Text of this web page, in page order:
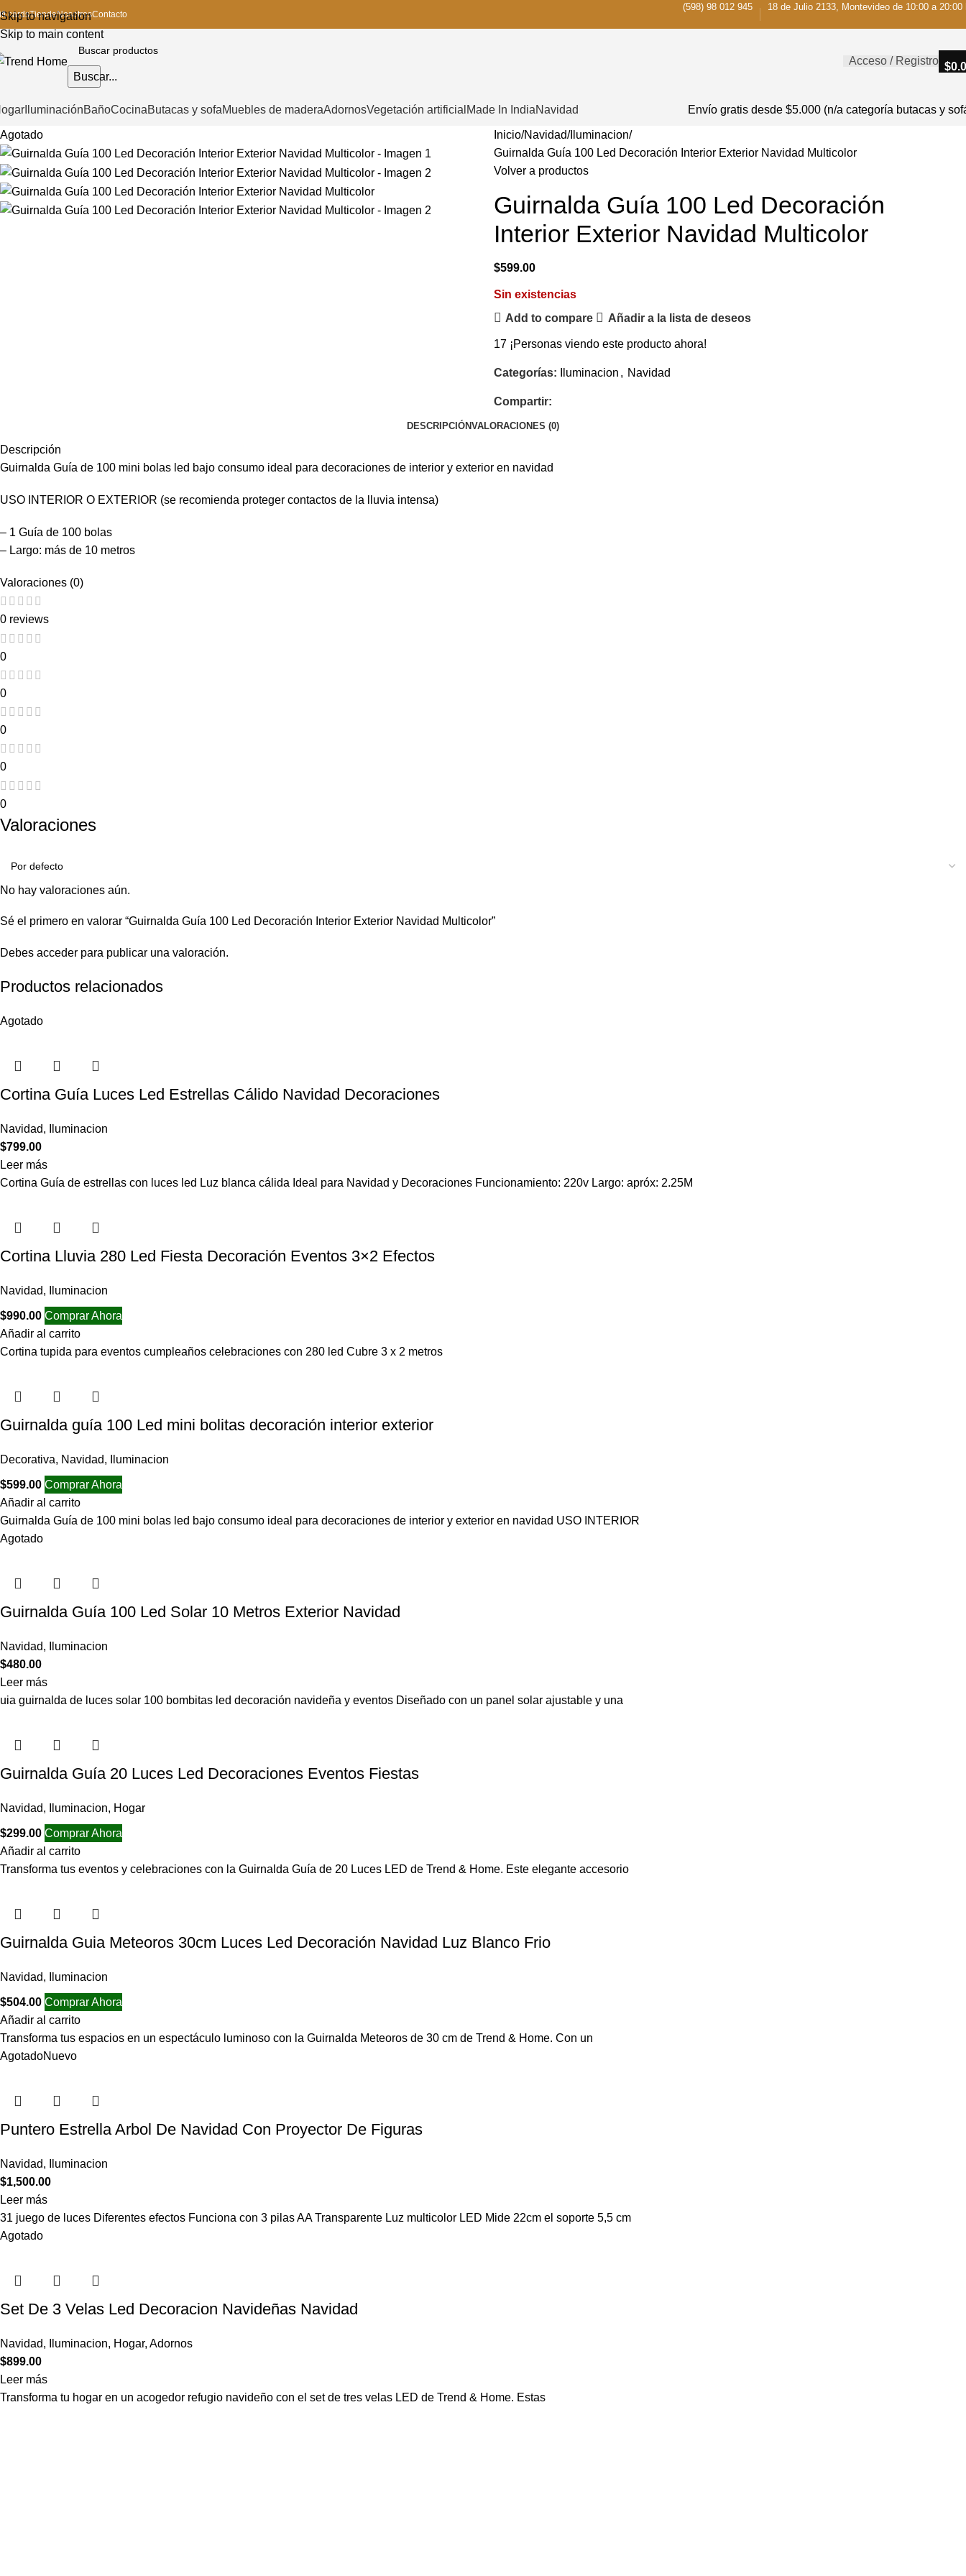
Skip to navigation
Skip to main content
cardsTiendaNosotrosContacto
(598) 98 012 945 18 de Julio 2133, Montevideo de 10:00 a 20:00
Buscar...
Acceso / Registro $
IluminaciónBañoCocinaButacas y sofaMuebles de maderaAdornosVegetación artificial Made In IndiaNavidad Envío gratis desde $5.000 (n/a categoría butacas y
Agotado Inicio Navidad Iluminacion
Guirnalda Guía 100 Led Decoración Interior Exterior Navidad Multicolor
Volver a productos
Guirnalda Guía 100 Led Decoración
Interior Exterior Navidad Multicolor
$599.00
Sin existencias
Add to compare
Añadir a la lista de deseos
17 ¡Personas viendo este producto ahora!
Categorías: Iluminacion , Navidad
Compartir:
DESCRIPCIÓNVALORACIONES (0)
Descripción
Guirnalda Guía de 100 mini bolas led bajo consumo ideal para decoraciones de interior y exterior en navidad
USO INTERIOR O EXTERIOR (se recomienda proteger contactos de la lluvia intensa)
– 1 Guía de 100 bolas
– Largo: más de 10 metros
Valoraciones (0)
0 reviews
0
0
0
0
0
Valoraciones
No hay valoraciones aún.
Sé el primero en valorar “Guirnalda Guía 100 Led Decoración Interior Exterior Navidad Multicolor”
Debes acceder para publicar una valoración.
Productos relacionados
Agotado
Cortina Guía Luces Led Estrellas Cálido Navidad Decoraciones
Navidad,
Iluminacion
$799.00
Leer más
Cortina Guía de estrellas con luces led Luz blanca cálida Ideal para Navidad y Decoraciones Funcionamiento: 220v Largo: apróx: 2.25M
Cortina Lluvia 280 Led Fiesta Decoración Eventos 3×2 Efectos
Navidad, Iluminacion
$990.00 Comprar Ahora
Añadir al carrito
Cortina tupida para eventos cumpleaños celebraciones con 280 led Cubre 3 x 2 metros
Guirnalda guía 100 Led mini bolitas decoración interior exterior
Decorativa, Navidad, Iluminacion
$599.00 Comprar Ahora
Añadir al carrito
Guirnalda Guía de 100 mini bolas led bajo consumo ideal para decoraciones de interior y exterior en navidad USO INTERIOR
Agotado
Guirnalda Guía 100 Led Solar 10 Metros Exterior Navidad
Navidad,
Iluminacion
$480.00
Leer más
uia guirnalda de luces solar 100 bombitas led decoración navideña y eventos Diseñado con un panel solar ajustable y una
Guirnalda Guía 20 Luces Led Decoraciones Eventos Fiestas
Navidad, Iluminacion, Hogar
$299.00 Comprar Ahora
Añadir al carrito
Transforma tus eventos y celebraciones con la Guirnalda Guía de 20 Luces LED de Trend & Home. Este elegante accesorio
Guirnalda Guia Meteoros 30cm Luces Led Decoración Navidad Luz Blanco Frio
Navidad, Iluminacion
$504.00 Comprar Ahora
Añadir al carrito
Transforma tus espacios en un espectáculo luminoso con la Guirnalda Meteoros de 30 cm de Trend & Home. Con un
AgotadoNuevo
Puntero Estrella Arbol De Navidad Con Proyector De Figuras
Navidad,
Iluminacion
$1,500.00
Leer más
31 juego de luces Diferentes efectos Funciona con 3 pilas AA Transparente Luz multicolor LED Mide 22cm el soporte 5,5 cm
Agotado
Set De 3 Velas Led Decoracion Navideñas Navidad
Navidad, Iluminacion, Hogar, Adornos
$899.00
Leer más
Transforma tu hogar en un acogedor refugio navideño con el set de tres velas LED de Trend & Home. Estas